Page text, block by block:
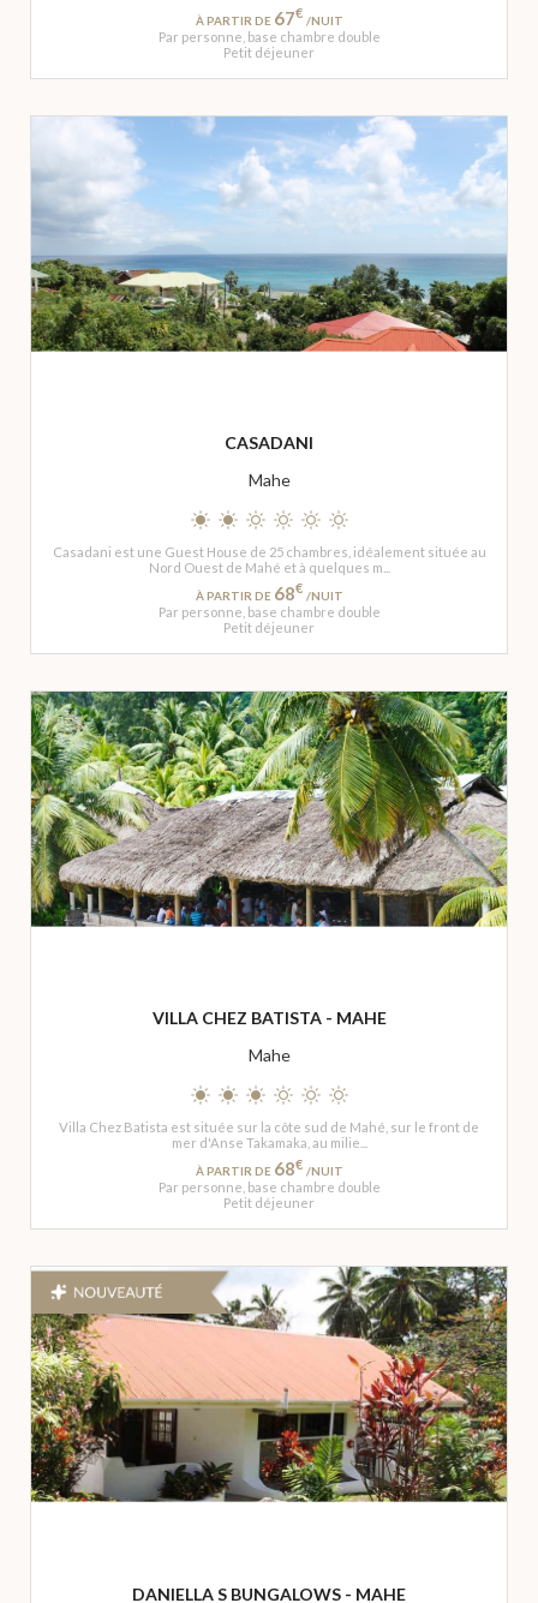
À PARTIR DE 67€ /NUIT
Par personne, base chambre double
Petit déjeuner
CASADANI
Mahe
Casadani est une Guest House de 25 chambres, idéalement située au
Nord Ouest de Mahé et à quelques m...
À PARTIR DE 68€ /NUIT
Par personne, base chambre double
Petit déjeuner
VILLA CHEZ BATISTA - MAHE
Mahe
Villa Chez Batista est située sur la côte sud de Mahé, sur le front de
mer d'Anse Takamaka, au milie...
À PARTIR DE 68€ /NUIT
Par personne, base chambre double
Petit déjeuner
DANIELLA S BUNGALOWS - MAHE